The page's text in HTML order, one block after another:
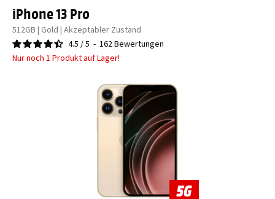
iPhone 13 Pro
512GB | Gold | Akzeptabler Zustand
4.5 /5 - 162Bewertungen
Nur noch 1 Produkt auf Lager!